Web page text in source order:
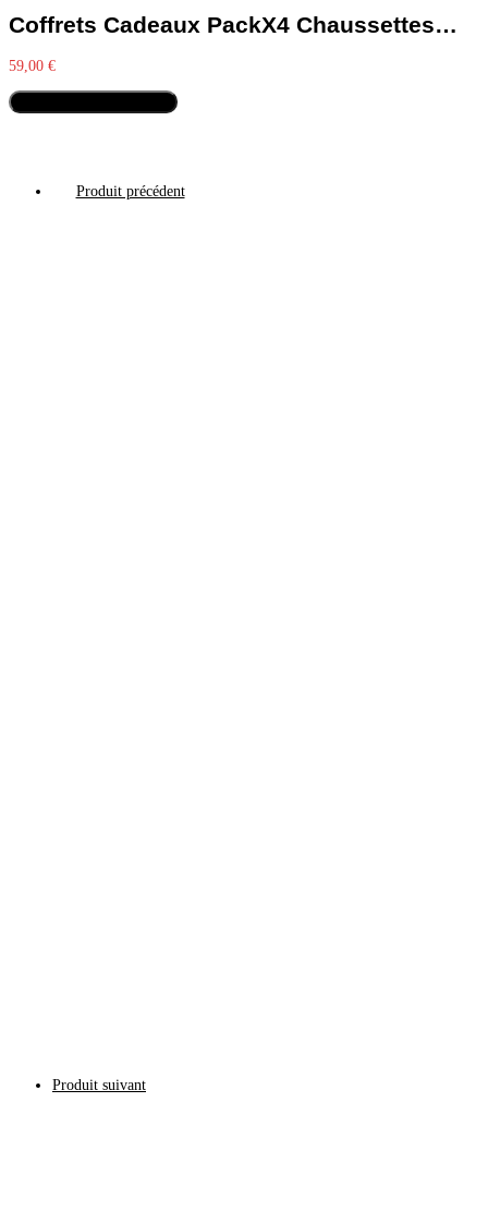
Coffrets Cadeaux PackX4 Chaussettes…
59,00 €
Produit précédent
Produit suivant